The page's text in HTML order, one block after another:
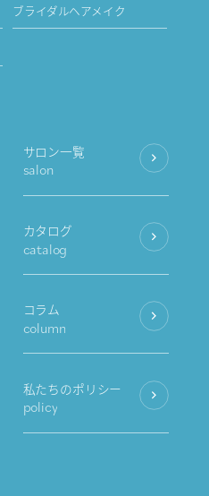
ブライダルヘアメイク
サロン一覧
salon
カタログ
catalog
コラム
column
私たちのポリシー
policy